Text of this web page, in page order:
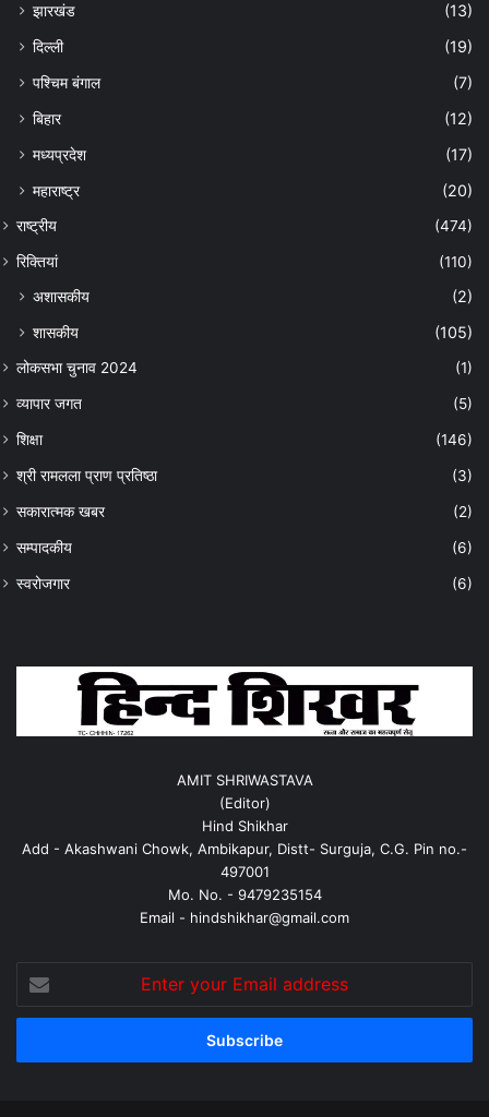
झारखंड
(13)
दिल्ली
(19)
पश्चिम बंगाल
(7)
बिहार
(12)
मध्यप्रदेश
(17)
महाराष्ट्र
(20)
राष्ट्रीय (474)
रिक्तियां (110)
अशासकीय
(2)
शासकीय
(105)
लोकसभा चुनाव 2024 (1)
व्यापार जगत (5)
शिक्षा (146)
श्री रामलला प्राण प्रतिष्ठा (3)
सकारात्मक खबर (2)
सम्पादकीय (6)
स्वरोजगार (6)
AMIT SHRIWASTAVA
(Editor)
Hind Shikhar
Add - Akashwani Chowk, Ambikapur, Distt- Surguja, C.G. Pin no.-
497001
Mo. No. - 9479235154
Email - hindshikhar@gmail.com
your
Email